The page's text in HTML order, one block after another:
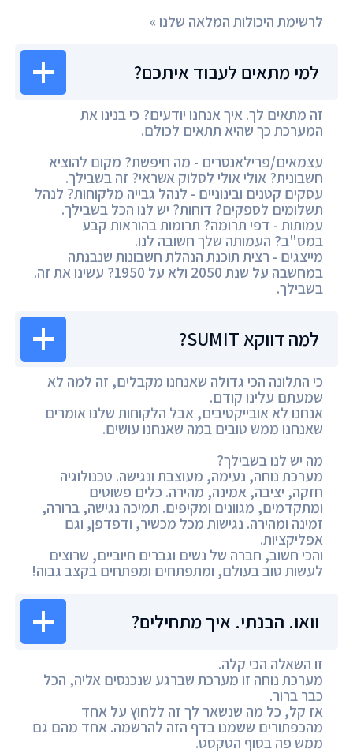
לרשימת היכולות המלאה שלנו »
למי מתאים לעבוד איתכם?
זה מתאים לך. איך אנחנו יודעים? כי בנינו את
המערכת כך שהיא תתאים לכולם.
עצמאים/פרילאנסרים - מה חיפשת? מקום להוציא
חשבונית? אולי אולי לסלוק אשראי? זה בשבילך.
עסקים קטנים ובינוניים - לנהל גבייה מלקוחות? לנהל
תשלומים לספקים? דוחות? יש לנו הכל בשבילך.
עמותות - דפי תרומה? תרומות בהוראות קבע
במס"ב? העמותה שלך חשובה לנו.
מייצגים - רצית תוכנת הנהלת חשבונות שנבנתה
במחשבה על שנת 2050 ולא על 1950? עשינו את זה.
בשבילך.
למה דווקא SUMIT?
כי התלונה הכי גדולה שאנחנו מקבלים, זה למה לא
שמעתם עלינו קודם.
אנחנו לא אובייקטיבים, אבל הלקוחות שלנו אומרים
שאנחנו ממש טובים במה שאנחנו עושים.
מה יש לנו בשבילך?
מערכת נוחה, נעימה, מעוצבת ונגישה. טכנולוגיה
חזקה, יציבה, אמינה, מהירה. כלים פשוטים
ומתקדמים, מגוונים ומקיפים. תמיכה נגישה, ברורה,
זמינה ומהירה. נגישות מכל מכשיר, ודפדפן, וגם
אפליקציות.
והכי חשוב, חברה של נשים וגברים חיוביים, שרוצים
לעשות טוב בעולם, ומתפתחים ומפתחים בקצב גבוה!
וואו. הבנתי. איך מתחילים?
זו השאלה הכי קלה.
מערכת נוחה זו מערכת שברגע שנכנסים אליה, הכל
כבר ברור.
אז קל, כל מה שנשאר לך זה ללחוץ על אחד
מהכפתורים ששמנו בדף הזה להרשמה. אחד מהם גם
ממש פה בסוף הטקסט.